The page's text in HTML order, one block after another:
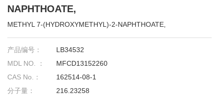
NAPHTHOATE,
METHYL 7-(HYDROXYMETHYL)-2-NAPHTHOATE,
产品编号：
LB34532
MDL NO. ：
MFCD13152260
CAS No.：
162514-08-1
分子量：
216.23258